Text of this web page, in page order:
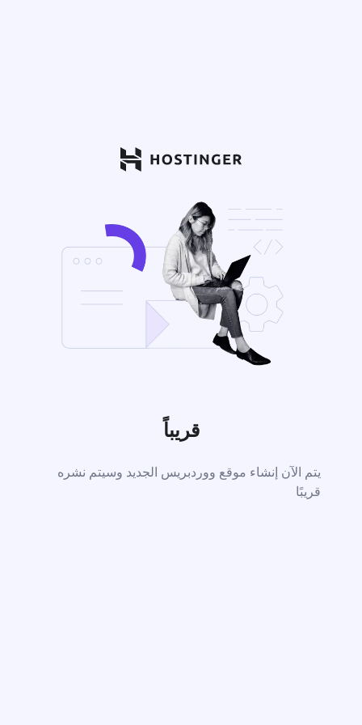
قريباً
يتم الآن إنشاء موقع ووردبريس الجديد وسيتم نشره
قريبًا